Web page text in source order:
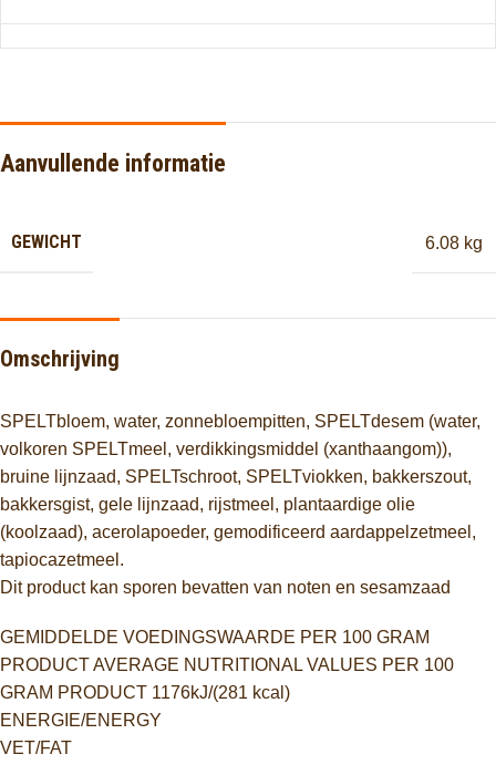
Aanvullende informatie
GEWICHT 6.08 kg
Omschrijving
SPELTbloem, water, zonnebloempitten, SPELTdesem (water,
volkoren SPELTmeel, verdikkingsmiddel (xanthaangom)),
bruine lijnzaad, SPELTschroot, SPELTviokken, bakkerszout,
bakkersgist, gele lijnzaad, rijstmeel, plantaardige olie
(koolzaad), acerolapoeder, gemodificeerd aardappelzetmeel,
tapiocazetmeel.
Dit product kan sporen bevatten van noten en sesamzaad
GEMIDDELDE VOEDINGSWAARDE PER 100 GRAM
PRODUCT AVERAGE NUTRITIONAL VALUES PER 100
GRAM PRODUCT 1176kJ/(281 kcal)
ENERGIE/ENERGY
VET/FAT